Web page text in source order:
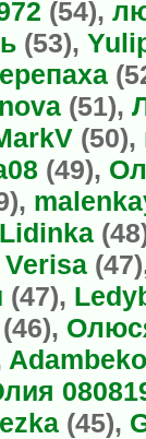
(54),
(53),
(51),
(50),
(49),
Lidinka
Verisa
(47),
(46),
(45),